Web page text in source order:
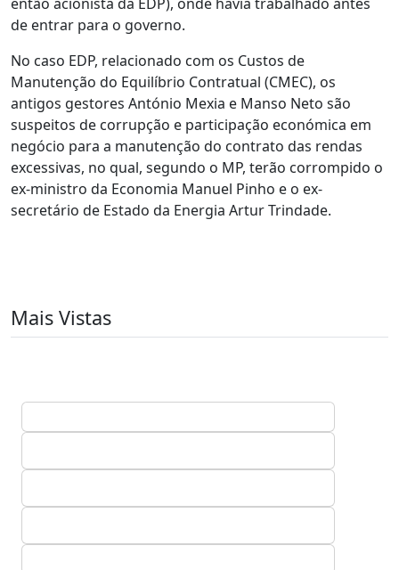
de entrar para o governo.
No caso EDP, relacionado com os Custos de
Manutenção do Equilíbrio Contratual (CMEC), os
antigos gestores António Mexia e Manso Neto são
suspeitos de corrupção e participação económica em
negócio para a manutenção do contrato das rendas
excessivas, no qual, segundo o MP, terão corrompido o
ex-ministro da Economia Manuel Pinho e o ex-
secretário de Estado da Energia Artur Trindade.
Mais Vistas